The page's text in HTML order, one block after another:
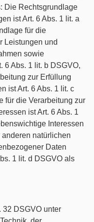
Die Rechtsgrundlage
ist Art. 6 Abs. 1 lit. a
für die
Leistungen und
sowie
6 Abs. 1 lit. b DSGVO,
zur Erfüllung
ist Art. 6 Abs. 1 lit. c
für die Verarbeitung zur
ist Art. 6 Abs. 1
Interessen
natürlichen
Daten
1 lit. d DSGVO als
32 DSGVO unter